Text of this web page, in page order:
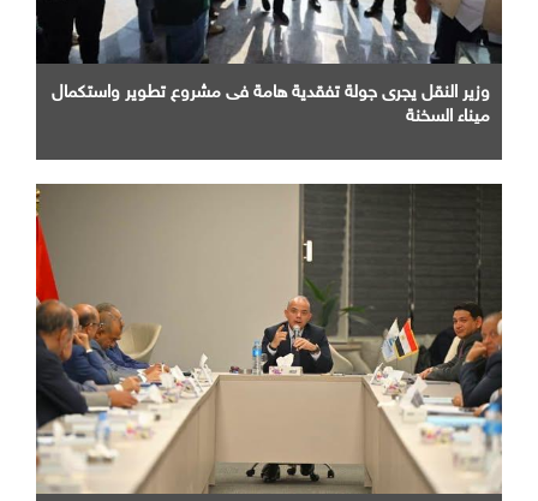
وزير النقل يجرى جولة تفقدية هامة فى مشروع تطوير واستكمال
ميناء السخنة